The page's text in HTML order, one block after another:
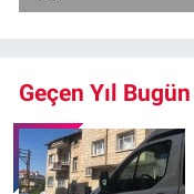
Geçen Yıl Bugün